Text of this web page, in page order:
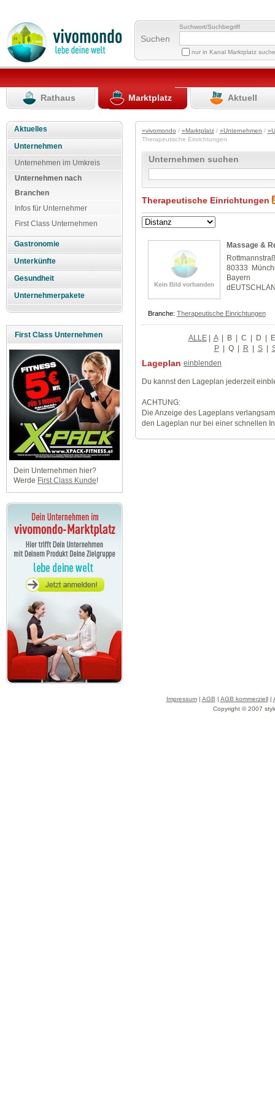
Suchen
Suchwort/Suchbegriff
nur in Kanal Marktplatz
Rathaus Marktplatz Aktuell
Aktuelles
Unternehmen
Unternehmen im Umkreis
Unternehmen nach
Branchen
Infos für Unternehmer
First Class Unternehmen
Gastronomie
Unterkünfte
Gesundheit
Unternehmerpakete
First Class Unternehmen
Dein Unternehmen hier?
Werde First Class Kunde!
»vivomondo / »Marktplatz/ »Unternehmen /
Therapeutische Einrichtungen
Unternehmen suchen
Therapeutische Einrichtungen
Massage &
80333
Bayern
Branche: Therapeutische Einrichtungen
ALLE| A | B | C | D |
P | Q | R | S |
Lageplan einblenden
Du kannst den Lageplan jederzeit
ACHTUNG:
Die Anzeige des Lageplans
den Lageplan nur bei einer schnellen
Impressum| AGB | AGB kommerziell|
Copyright © 2007